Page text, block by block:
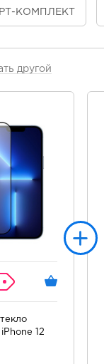
-КОМПЛЕКТ
другой
12